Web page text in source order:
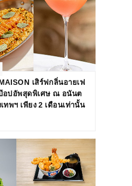
เสิร์ฟกลิ่นอายเฟ
อปอัพสุดพิเศษ ณ อนันต
ทพฯ เพียง 2 เดือนเท่านั้น